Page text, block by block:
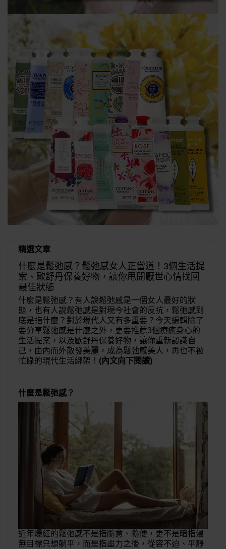
精選文章
什麼是鬆弛感？鬆弛感女人正當道！3個生活提
案、歐舒丹保養好物，讓你甩開厭世心情找回
最佳狀態
什麼是鬆弛感？有人說鬆弛感是一個女人最好的狀
態，也有人說鬆弛感是對現今社會的反抗，鬆弛感到
底是指什麼？對於現代人又有多重要？今天編輯除了
要分享鬆弛感是什麼之外，更要推薦3個療癒身心的
生活提案，以及歐舒丹保養好物，讓你重新認識自
己，由內而外散發美麗，成為鬆弛感美人，再也不被
忙碌的現代生活綁架！ (內文向下閱讀)
什麼是鬆弛感？
近年爆紅的鬆弛感不是指隨意、隨便，更不是暗指漫
無目標只想躺平，而是指盡力之後，從容不迫、平靜